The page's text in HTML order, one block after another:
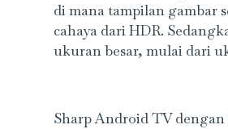
di mana tampilan gambar
cahaya dari HDR.
ukuran besar, mulai dari
Sharp Android TV